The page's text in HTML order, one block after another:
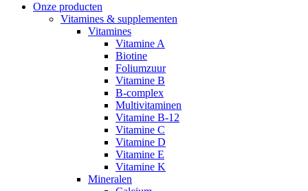
Onze producten
Vitamines & supplementen
Vitamines
Vitamine A
Biotine
Foliumzuur
Vitamine B
B-complex
Multivitaminen
Vitamine B-12
Vitamine C
Vitamine D
Vitamine E
Vitamine K
Mineralen